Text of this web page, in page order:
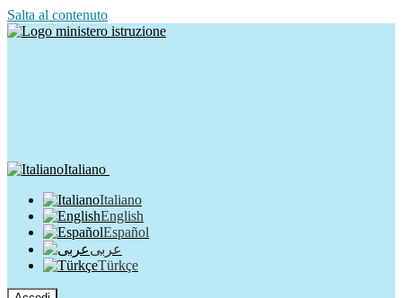
Salta al contenuto
Italiano
Italiano
English
Español
عربى
Türkçe